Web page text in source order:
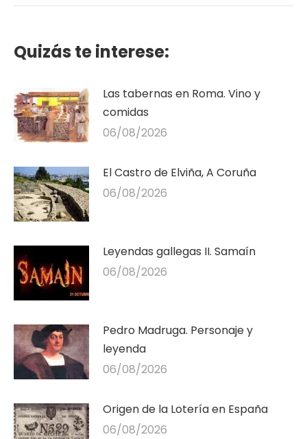
Quizás te interese:
Las tabernas en Roma. Vino y
comidas
06/08/2026
El Castro de Elviña, A Coruña
06/08/2026
Leyendas gallegas II. Samaín
06/08/2026
Pedro Madruga. Personaje y
leyenda
06/08/2026
Origen de la Lotería en España
06/08/2026